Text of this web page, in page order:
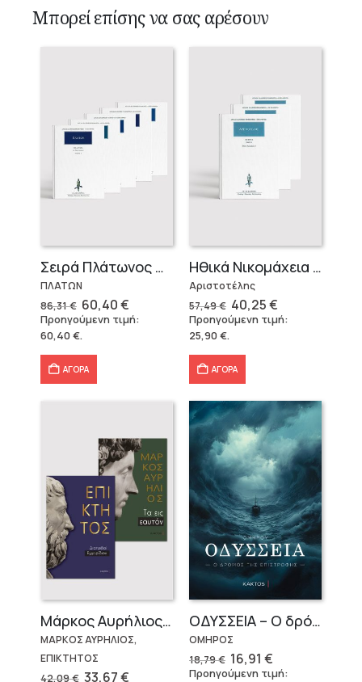
Μπορεί επίσης να σας αρέσουν
Σειρά Πλάτωνος Πολιτεία
ΠΛΑΤΩΝ
86,31€ Original
price
was:
86,31 €.
60,40€Η
τρέχουσα
τιμή
Προηγούμενη τιμή:
60,40€.
ΑΓΟΡΑ
Ηθικά Νικομάχεια (3 τόμοι)
Αριστοτέλης
57,49€ Original
price
was:
40,25€Η
τρέχουσα
τιμή
Προηγούμενη τιμή:
25,90€.
ΑΓΟΡΑ
Μάρκος Αυρήλιος & Επίκτητος (Επίτομα)
ΜΑΡΚΟΣ ΑΥΡΗΛΙΟΣ,
ΕΠΙΚΤΗΤΟΣ
42,09€ Original
33,67€Η
OΔΥΣΣΕΙΑ – Ο δρόμος της επιστροφής
ΟΜΗΡΟΣ
18,79€ Original
price
16,91 €Η
τρέχουσα
Προηγούμενη τιμή: